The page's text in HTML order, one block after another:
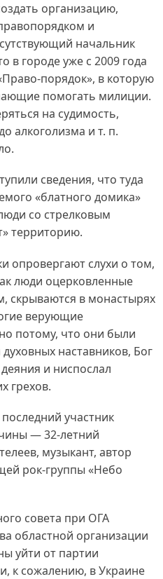
организацию,
и
начальник
в городе уже с 2009 года
порядок», в которую
помогать милиции.
на судимость,
алкоголизма и т. п.
сведения, что туда
«блатного домика»
со стрелковым
территорию.
опровергают слухи о том,
люди оцерковленные
скрываются в монастырях
верующие
потому, что они были
наставников, Бог
и ниспослал
грехов.
участник
— 32-летний
музыкант, автор
рок-группы «Небо
совета при ОГА
областной организации
уйти от партии
к сожалению, в Украине